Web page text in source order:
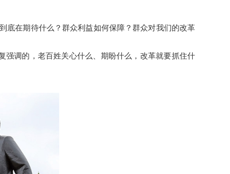
在期待什么？群众利益如何保障？群众对我们的改革
调的，老百姓关心什么、期盼什么，改革就要抓住什